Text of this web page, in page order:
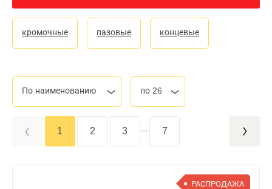
кромочные пазовые концевые
По наименованию по 26
1 2 3 7
РАСПРОДАЖА